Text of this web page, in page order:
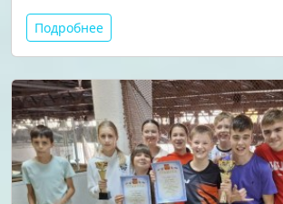
Подробнее